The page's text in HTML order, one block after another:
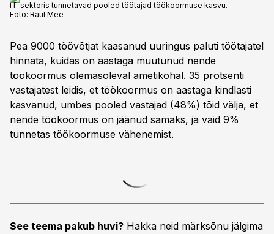
IT-sektoris tunnetavad pooled töötajad töökoormuse kasvu.
Foto: Raul Mee
Pea 9000 töövõtjat kaasanud uuringus paluti töötajatel
hinnata, kuidas on aastaga muutunud nende
töökoormus olemasoleval ametikohal. 35 protsenti
vastajatest leidis, et töökoormus on aastaga kindlasti
kasvanud, umbes pooled vastajad (48%) tõid välja, et
nende töökoormus on jäänud samaks, ja vaid 9%
tunnetas töökoormuse vähenemist.
See teema pakub huvi? Hakka neid märksõnu jälgima